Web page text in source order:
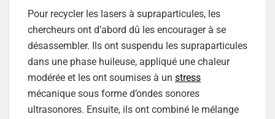
Pour recycler les lasers à supraparticules, les
chercheurs ont d’abord dû les encourager à se
désassembler. Ils ont suspendu les supraparticules
dans une phase huileuse, appliqué une chaleur
modérée et les ont soumises à un stress
mécanique sous forme d’ondes sonores
ultrasonores. Ensuite, ils ont combiné le mélange